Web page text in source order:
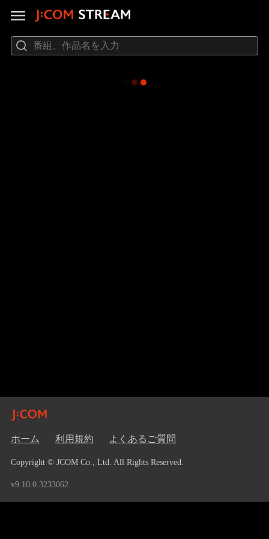
ホーム 利用規約 よくあるご質問
Copyright © JCOM Co., Ltd. All Rights Reserved.
v9.10.0.3233062